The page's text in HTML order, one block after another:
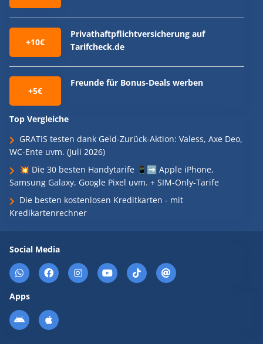
+10€
Privathaftpflichtversicherung auf
Tarifcheck.de
+5€
Freunde für Bonus-Deals werben
Top Vergleiche
GRATIS testen dank Geld-Zurück-Aktion: Valess, Axe Deo,
WC-Ente uvm. (Juli 2026)
💥 Die 30 besten Handytarife 📱➡️ Apple iPhone,
Samsung Galaxy, Google Pixel uvm. + SIM-Only-Tarife
Die besten kostenlosen Kreditkarten - mit
Kredikartenrechner
Social Media
Apps